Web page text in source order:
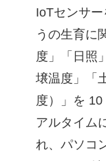
IoTセンサ
うの生育に
度」「日照
壌温度」「
度）」を
アルタイム
れ、パソコ